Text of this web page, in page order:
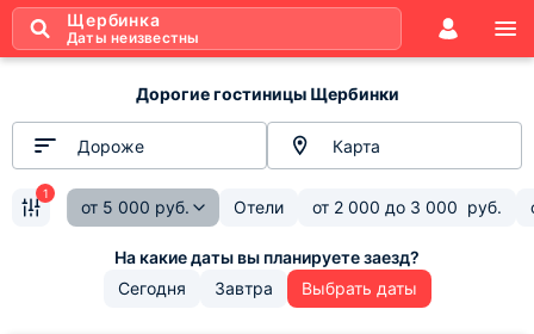
Щербинка
Даты неизвестны
Дорогие гостиницы Щербинки
Дороже Карта
от 5 000 руб. Отели от 2 000 до 3 000 руб.
1
Сегодня Завтра Выбрать даты